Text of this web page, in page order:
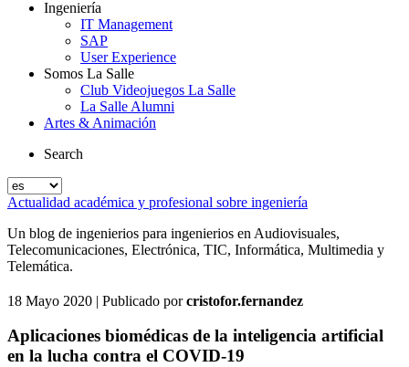
Ingeniería
IT Management
SAP
User Experience
Somos La Salle
Club Videojuegos La Salle
La Salle Alumni
Artes & Animación
Search
Actualidad académica y profesional sobre ingeniería
Un blog de ingenierios para ingenierios en Audiovisuales,
Telecomunicaciones, Electrónica, TIC, Informática, Multimedia y
Telemática.
18 Mayo 2020 | Publicado porcristofor.fernandez
Aplicaciones biomédicas de la inteligencia artificial
en la lucha contra el COVID-19